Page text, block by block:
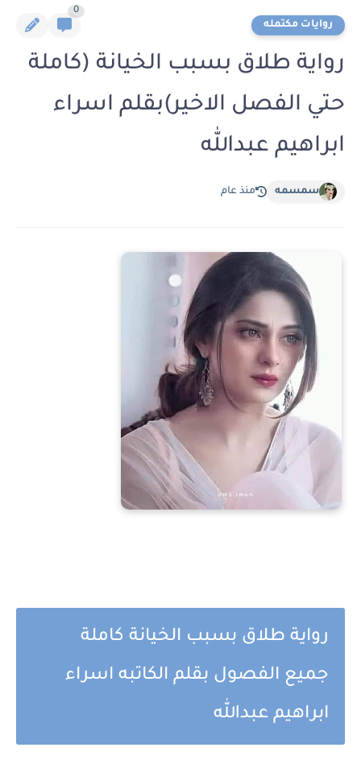
روايات مكتمله
0
رواية طلاق بسبب الخيانة (كاملة
حتي الفصل الاخير)بقلم اسراء
ابراهيم عبدالله
سمسمه منذ عام
رواية طلاق بسبب الخيانة كاملة
جميع الفصول بقلم الكاتبه اسراء
ابراهيم عبدالله